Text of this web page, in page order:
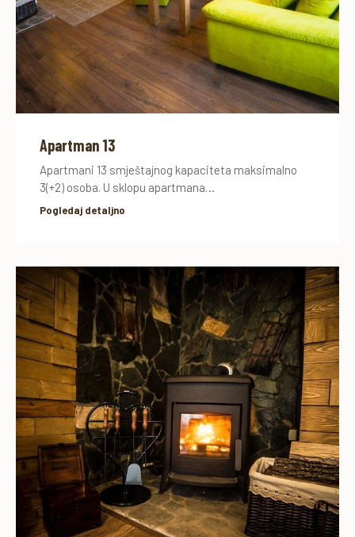
Apartman 13
Apartmani 13 smještajnog kapaciteta maksimalno
3(+2) osoba. U sklopu apartmana…
Pogledaj detaljno